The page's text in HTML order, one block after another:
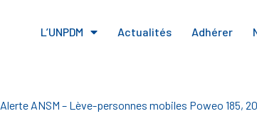
L’UNPDM Actualités Adhérer
Alerte ANSM – Lève-personnes mobiles Poweo 185,